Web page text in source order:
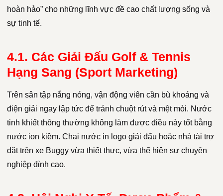
hoàn hảo” cho những lĩnh vực đề cao chất lượng sống và
sự tinh tế.
4.1. Các Giải Đấu Golf & Tennis
Hạng Sang (Sport Marketing)
Trên sân tập nắng nóng, vận động viên cần bù khoáng và
điện giải ngay lập tức để tránh chuột rút và mệt mỏi. Nước
tinh khiết thông thường không làm được điều này tốt bằng
nước ion kiềm. Chai nước in logo giải đấu hoặc nhà tài trợ
đặt trên xe Buggy vừa thiết thực, vừa thể hiện sự chuyên
nghiệp đỉnh cao.